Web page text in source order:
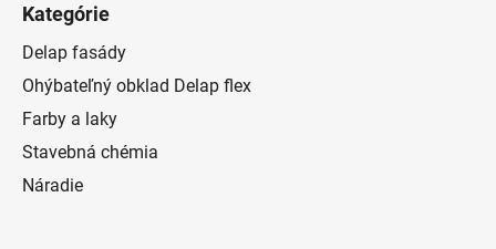
Kategórie
Delap fasády
Ohýbateľný obklad Delap flex
Farby a laky
Stavebná chémia
Náradie